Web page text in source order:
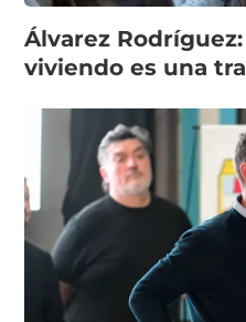
Álvarez
viviendo es una